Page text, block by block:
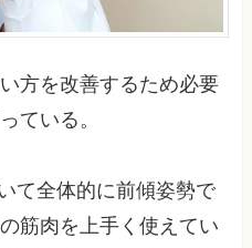
方を改善するため必要
ている。
て全体的に前傾姿勢で
筋肉を上手く使えてい